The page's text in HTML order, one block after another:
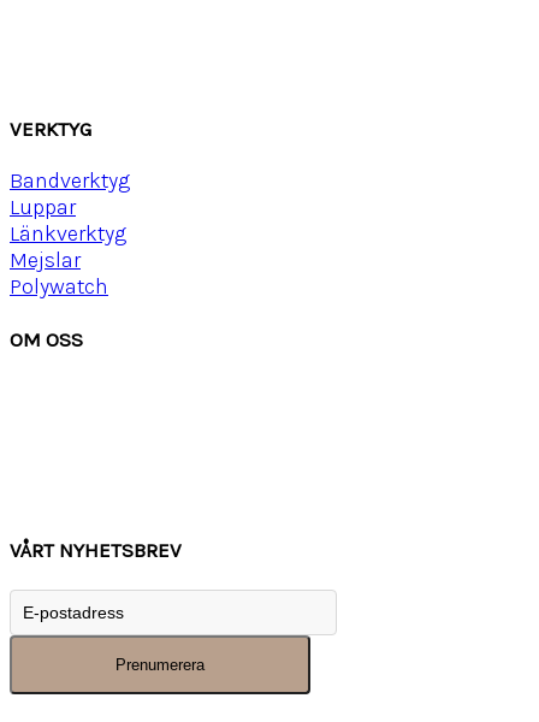
VERKTYG
Bandverktyg
Luppar
Länkverktyg
Mejslar
Polywatch
OM OSS
VÅRT NYHETSBREV